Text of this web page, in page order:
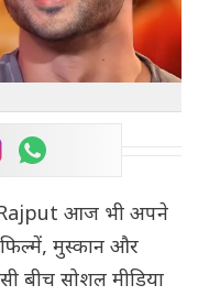
Rajput आज भी अपने
फिल्में, मुस्कान और
बीच सोशल मीडिया